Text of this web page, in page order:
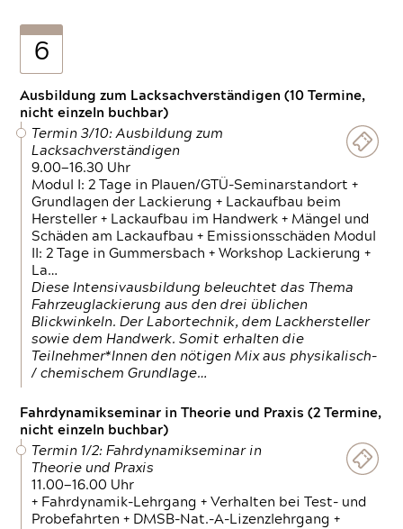
6
Ausbildung zum Lacksachverständigen (10 Termine,
nicht einzeln buchbar)
Termin 3/10: Ausbildung zum
Lacksachverständigen
9.00—16.30 Uhr
Modul I: 2 Tage in Plauen/GTÜ-Seminarstandort +
Grundlagen der Lackierung + Lackaufbau beim
Hersteller + Lackaufbau im Handwerk + Mängel und
Schäden am Lackaufbau + Emissionsschäden Modul
II: 2 Tage in Gummersbach + Workshop Lackierung +
La…
Diese Intensivausbildung beleuchtet das Thema
Fahrzeuglackierung aus den drei üblichen
Blickwinkeln. Der Labortechnik, dem Lackhersteller
sowie dem Handwerk. Somit erhalten die
Teilnehmer*Innen den nötigen Mix aus physikalisch-
/ chemischem Grundlage…
Fahrdynamikseminar in Theorie und Praxis (2 Termine,
nicht einzeln buchbar)
Termin 1/2: Fahrdynamikseminar in
Theorie und Praxis
11.00—16.00 Uhr
+ Fahrdynamik-Lehrgang + Verhalten bei Test- und
Probefahrten + DMSB-Nat.-A-Lizenzlehrgang +